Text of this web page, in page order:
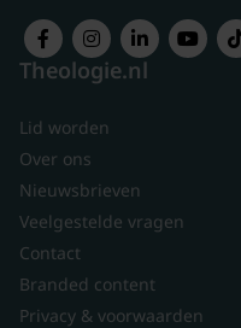
Theologie.nl
Lid worden
Over ons
Nieuwsbrieven
Veelgestelde vragen
Contact
Branded content
Privacy & voorwaarden